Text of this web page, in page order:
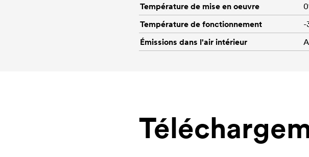
Température de mise en oeuvre
Température de fonctionnement
-
Émissions dans l'air intérieur